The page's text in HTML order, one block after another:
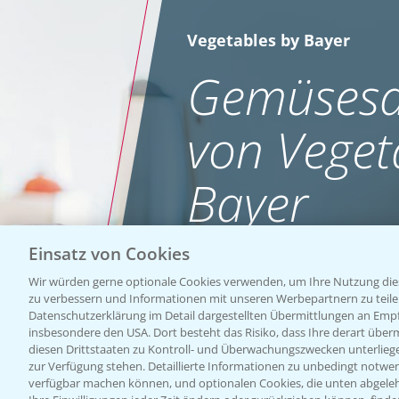
Vegetables by Bayer
von
Bayer
WEBSITE BESUCHEN
Einsatz von Cookies
Wir würden gerne optionale Cookies verwenden, um Ihre Nutzung
zu verbessern und Informationen mit unseren Werbepartnern zu
Datenschutzerklärung im Detail dargestellten Übermittlungen an
insbesondere den USA. Dort besteht das Risiko, dass Ihre derart
diesen Drittstaaten zu Kontroll- und Überwachungszwecken
zur Verfügung stehen. Detaillierte Informationen zu unbedingt
verfügbar machen können, und optionalen Cookies, die unten